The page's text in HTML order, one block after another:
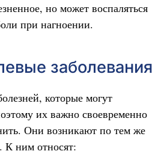
но может воспаляться
при нагноении.
заболевания
которые могут
их важно своевременно
Они возникают по тем же
К ним относят: